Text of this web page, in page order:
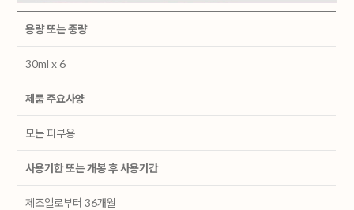
용량 또는 중량
30ml x 6
제품 주요사양
모든 피부용
사용기한 또는 개봉 후 사용기간
제조일로부터 36개월